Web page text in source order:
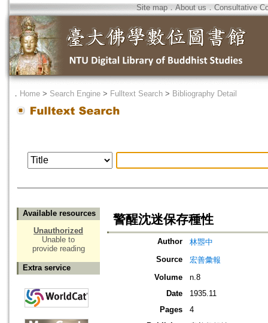
Site map．About us ． Consultative
． Home > Search Engine > Fulltext Search > Bibliography Detail
Available resources
Unauthorized
Unable to
provide reading
Extra service
警醒沈迷保存種性
Author
林瞾中
Source
宏善彙報
Volume
n.8
Date
1935.11
Pages
4